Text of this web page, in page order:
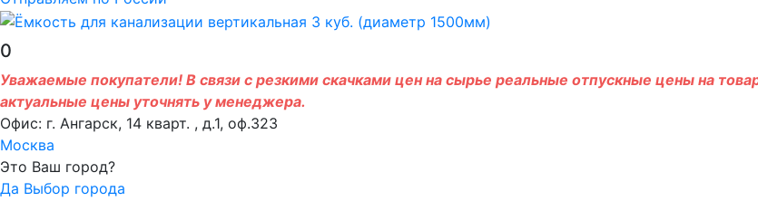
0
Уважаемые покупатели! В связи с резкими скачками цен на сырье реальные отпускные цены на
актуальные цены уточнять у менеджера.
Офис: г. Ангарск, 14 кварт. , д.1, оф.323
Москва
Это Ваш город?
Да Выбор города